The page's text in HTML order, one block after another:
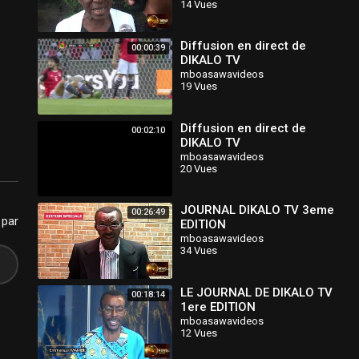
14 Vues
00:00:39
Diffusion en direct de
DIKALO TV
mboasawavideos
19 Vues
00:02:10
Diffusion en direct de
DIKALO TV
mboasawavideos
20 Vues
00:26:49
JOURNAL DIKALO TV 3eme
EDITION
mboasawavideos
34 Vues
00:18:14
LE JOURNAL DE DIKALO TV
1ere EDITION
mboasawavideos
12 Vues